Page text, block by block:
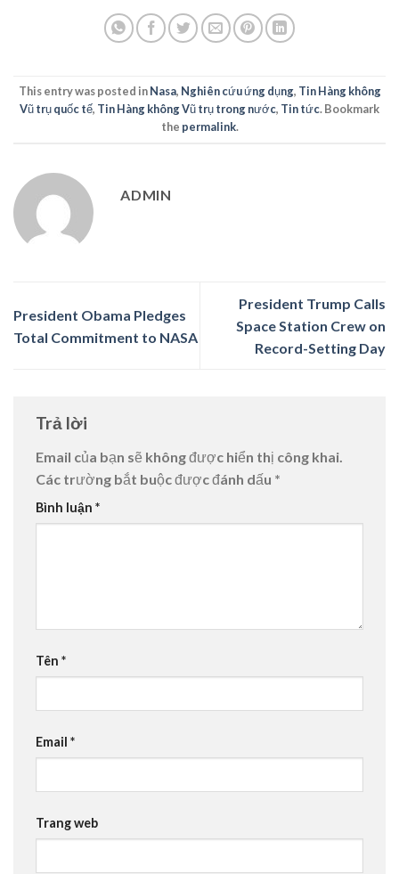
This entry was posted inNasa, Nghiên cứu ứng dụng, Tin Hàng không
Vũ trụ quốc tế, Tin Hàng không Vũ trụ trong nước, Tin tức. Bookmark
the permalink.
ADMIN
President Obama Pledges
Total Commitment to NASA
President Trump Calls
Space Station Crew on
Record-Setting Day
Trả lời
Email của bạn sẽ không được hiển thị công khai.
Các trường bắt buộc được đánh dấu *
Bình luận *
Tên *
Email *
Trang web